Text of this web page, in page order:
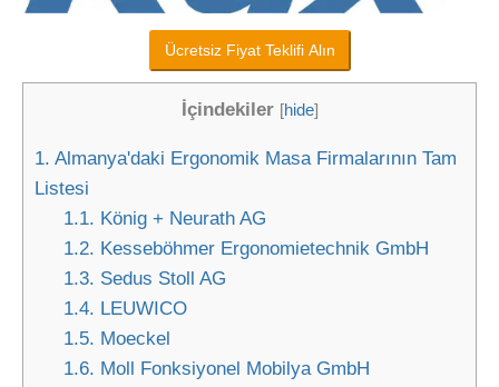
Ücretsiz Fiyat Teklifi Alın
İçindekiler [hide]
1. Almanya'daki Ergonomik Masa Firmalarının Tam
Listesi
1.1. König + Neurath AG
1.2. Kesseböhmer Ergonomietechnik GmbH
1.3. Sedus Stoll AG
1.4. LEUWICO
1.5. Moeckel
1.6. Moll Fonksiyonel Mobilya GmbH